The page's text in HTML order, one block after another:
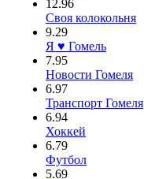
12.96
Своя колокольня
9.29
Я ♥ Гомель
7.95
Новости Гомеля
6.97
Транспорт Гомеля
6.94
Хоккей
6.79
Футбол
5.69